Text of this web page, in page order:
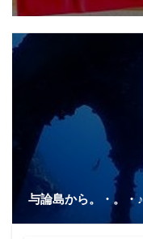
与論島から。・。・♪